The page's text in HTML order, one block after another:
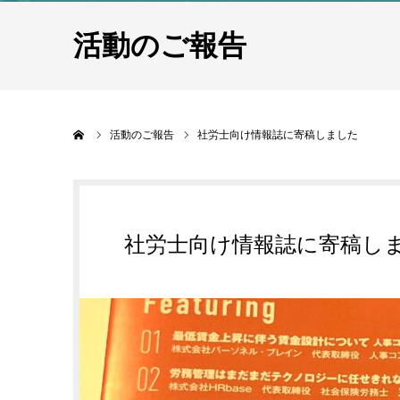
活動のご報告
活動のご報告 社労士向け情報誌に寄稿しました
社労士向け情報誌に寄稿し